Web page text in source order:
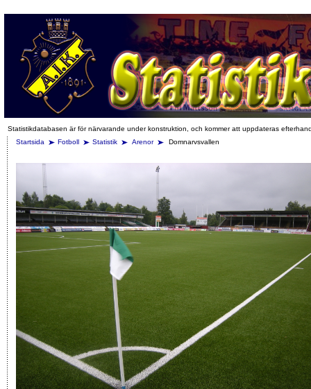
Statistikdatabasen är för närvarande under konstruktion, och kommer att uppdateras
Startsida
Fotboll Statistik Arenor Domnarvsvallen